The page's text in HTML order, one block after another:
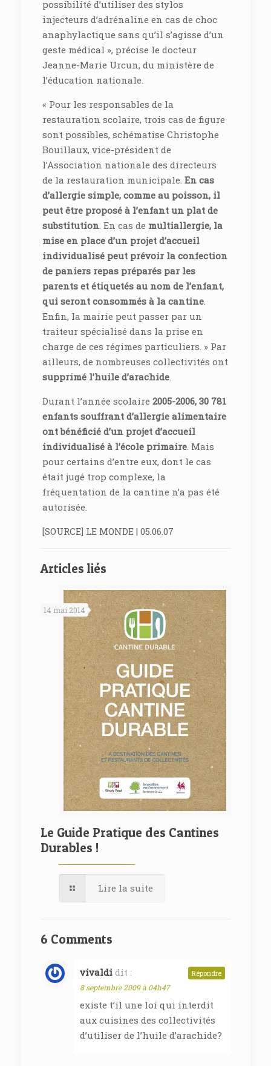
possibilité d’utiliser des stylos
injecteurs d’adrénaline en cas de choc
anaphylactique sans qu’il s’agisse d’un
geste médical », précise le docteur
Jeanne-Marie Urcun, du ministère de
l’éducation nationale.
« Pour les responsables de la
restauration scolaire, trois cas de figure
sont possibles, schématise Christophe
Bouillaux, vice-président de
l’Association nationale des directeurs
de la restauration municipale. En cas
d’allergie simple, comme au poisson, il
peut être proposé à l’enfant un plat de
substitution. En cas de multiallergie, la
mise en place d’un projet d’accueil
individualisé peut prévoir la confection
de paniers repas préparés par les
parents et étiquetés au nom de l’enfant,
qui seront consommés à la cantine.
Enfin, la mairie peut passer par un
traiteur spécialisé dans la prise en
charge de ces régimes particuliers. » Par
ailleurs, de nombreuses collectivités ont
supprimé l’huile d’arachide.
Durant l’année scolaire 2005-2006, 30 781
enfants souffrant d’allergie alimentaire
ont bénéficié d’un projet d’accueil
individualisé à l’école primaire. Mais
pour certains d’entre eux, dont le cas
était jugé trop complexe, la
fréquentation de la cantine n’a pas été
autorisée.
[SOURCE] LE MONDE | 05.06.07
Articles liés
14 mai 2014
Le Guide Pratique des Cantines
Durables !
Lire la suite
6 Comments
vivaldi dit :
8 septembre 2009 à 04h47
existe t’il une loi qui interdit
aux cuisines des collectivités
d’utiliser de l’huile d’arachide?
Répondre